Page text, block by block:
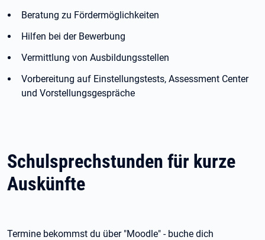
Beratung zu Fördermöglichkeiten
Hilfen bei der Bewerbung
Vermittlung von Ausbildungsstellen
Vorbereitung auf Einstellungstests, Assessment Center
und Vorstellungsgespräche
Schulsprechstunden für kurze
Auskünfte
Termine bekommst du über "Moodle" - buche dich